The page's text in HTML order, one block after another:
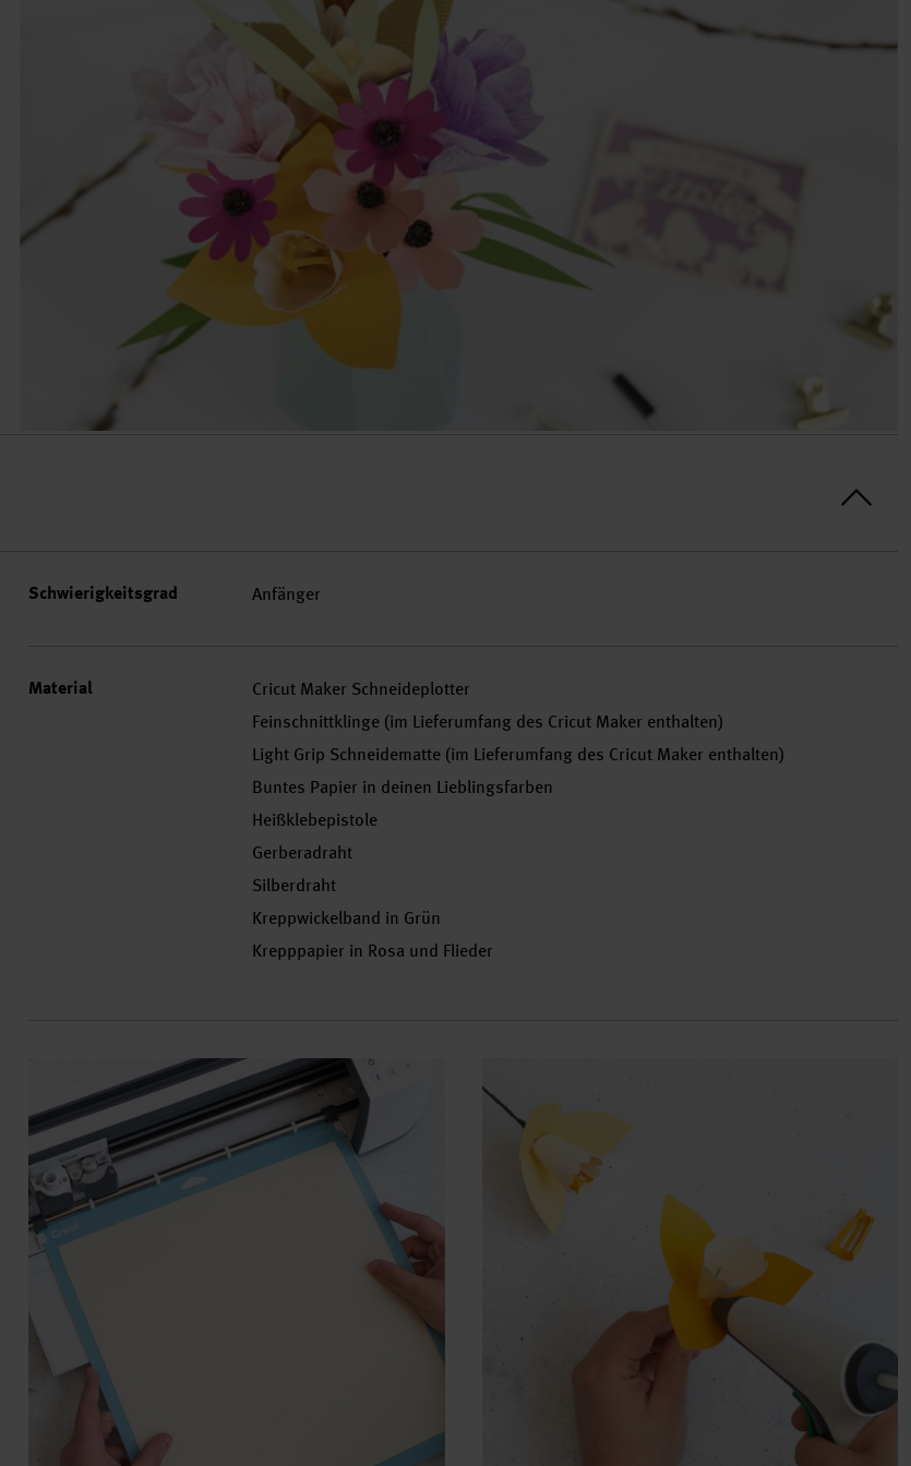
Schwierigkeitsgrad Anfänger
Material
Cricut Maker Schneideplotter
Feinschnittklinge (im Lieferumfang des Cricut Maker enthalten)
Light Grip Schneidematte (im Lieferumfang des Cricut Maker enthalten)
Buntes Papier in deinen Lieblingsfarben
Heißklebepistole
Gerberadraht
Silberdraht
Kreppwickelband in Grün
Krepppapier in Rosa und Flieder